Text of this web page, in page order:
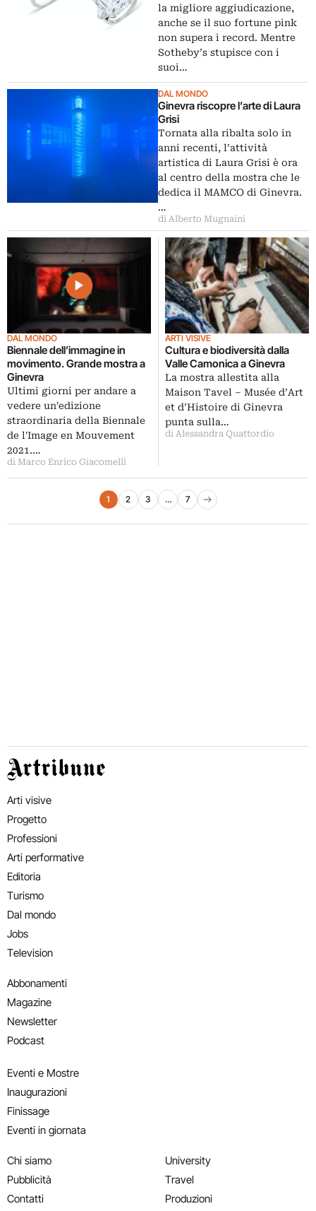
la migliore aggiudicazione,
anche se il suo fortune pink
non supera i record. Mentre
Sotheby’s stupisce con i
suoi…
DAL MONDO
Ginevra riscopre l’arte di Laura
Grisi
Tornata alla ribalta solo in
anni recenti, l’attività
artistica di Laura Grisi è ora
al centro della mostra che le
dedica il MAMCO di Ginevra.
…
di Alberto Mugnaini
DAL MONDO
Biennale dell’immagine in
movimento. Grande mostra a
Ginevra
Ultimi giorni per andare a
vedere un'edizione
straordinaria della Biennale
de l'Image en Mouvement
2021.…
di Marco Enrico Giacomelli
ARTI VISIVE
Cultura e biodiversità dalla
Valle Camonica a Ginevra
La mostra allestita alla
Maison Tavel – Musée d’Art
et d’Histoire di Ginevra
punta sulla…
di Alessandra Quattordio
Paginazione degli articoli
1 2 3 … 7
Pagina successiva
Artribune
Arti visive
Progetto
Professioni
Arti performative
Editoria
Turismo
Dal mondo
Jobs
Television
Abbonamenti
Magazine
Newsletter
Podcast
Eventi e Mostre
Inaugurazioni
Finissage
Eventi in giornata
Chi siamo
Pubblicità
Contatti
University
Travel
Produzioni